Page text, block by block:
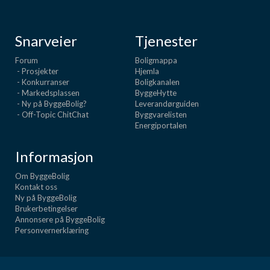
Snarveier
Forum
- Prosjekter
- Konkurranser
- Markedsplassen
- Ny på ByggeBolig?
- Off-Topic ChitChat
Tjenester
Boligmappa
Hjemla
Boligkanalen
ByggeHytte
Leverandørguiden
Byggvarelisten
Energiportalen
Informasjon
Om ByggeBolig
Kontakt oss
Ny på ByggeBolig
Brukerbetingelser
Annonsere på ByggeBolig
Personvernerklæring